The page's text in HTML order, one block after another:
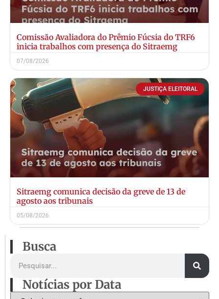
Comissão Avaliadora do Prêmio Fúcsia do TRF6
inicia trabalhos com presença do Sitraemg
07/08/2026
JUSTIÇA ELEITORAL
Sitraemg comunica decisão da greve de 13 de
agosto aos tribunais
05/08/2026
Busca
Notícias por Data